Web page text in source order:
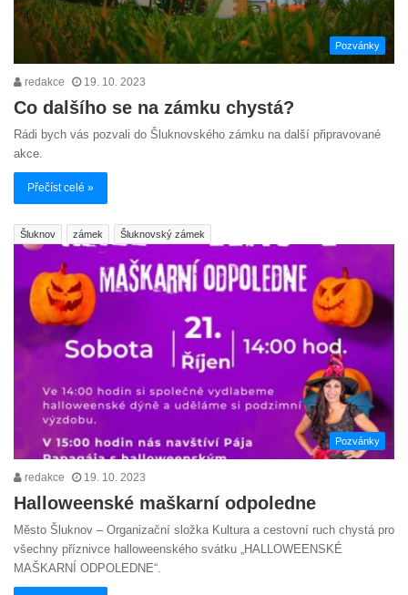
Pozvánky
redakce 19. 10. 2023
Co dalšího se na zámku chystá?
Rádi bych vás pozvali do Šluknovského zámku na další připravované
akce.
Přečíst celé »
Šluknov zámek Šluknovský zámek
Pozvánky
redakce 19. 10. 2023
Halloweenské maškarní odpoledne
Město Šluknov – Organizační složka Kultura a cestovní ruch chystá pro
všechny příznivce halloweenského svátku „HALLOWEENSKÉ
MAŠKARNÍ ODPOLEDNE“.